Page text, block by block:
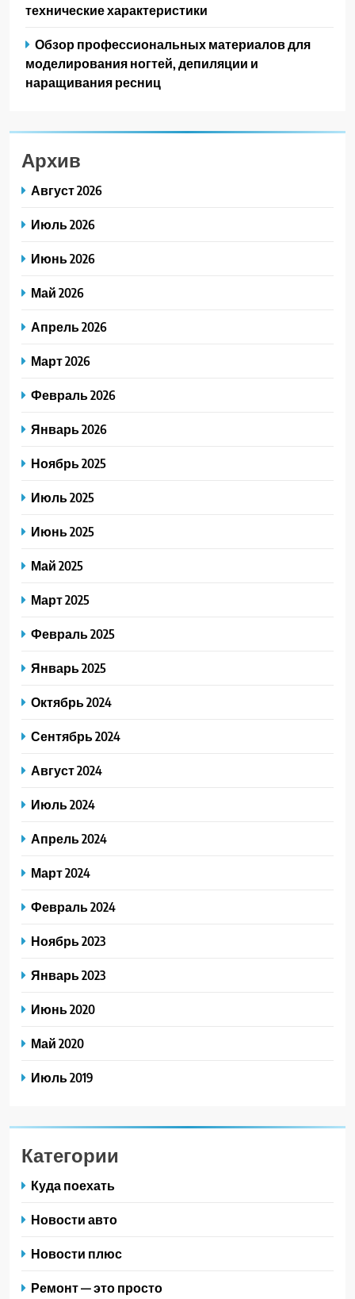
технические характеристики
Обзор профессиональных материалов для
моделирования ногтей, депиляции и
наращивания ресниц
Архив
Август 2026
Июль 2026
Июнь 2026
Май 2026
Апрель 2026
Март 2026
Февраль 2026
Январь 2026
Ноябрь 2025
Июль 2025
Июнь 2025
Май 2025
Март 2025
Февраль 2025
Январь 2025
Октябрь 2024
Сентябрь 2024
Август 2024
Июль 2024
Апрель 2024
Март 2024
Февраль 2024
Ноябрь 2023
Январь 2023
Июнь 2020
Май 2020
Июль 2019
Категории
Куда поехать
Новости авто
Новости плюс
Ремонт — это просто